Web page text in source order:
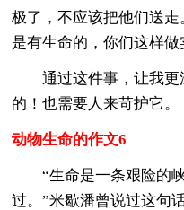
极了，不应该把他们送
是有生命的，你们这样做
通过这件事，让我更
的！也需要人来苛护它。
动物生命的作文6
“生命是一条艰险的峡
过。”米歇潘曾说过这句